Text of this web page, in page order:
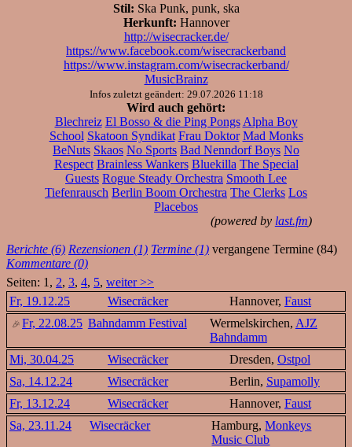
Stil: Ska Punk, punk, ska
Herkunft: Hannover
http://wisecracker.de/
https://www.facebook.com/wisecrackerband
https://www.instagram.com/wisecrackerband/
MusicBrainz
Infos zuletzt geändert: 29.07.2026 11:18
Wird auch gehört:
Blechreiz El Bosso & die Ping Pongs Alpha Boy
School Skatoon Syndikat Frau Doktor Mad Monks
BeNuts Skaos No Sports Bad Nenndorf Boys No
Respect Brainless Wankers Bluekilla The Special
Guests Rogue Steady Orchestra Smooth Lee
Tiefenrausch Berlin Boom Orchestra The Clerks Los
Placebos
(powered by last.fm)
Berichte (6) Rezensionen (1) Termine (1) vergangene Termine (84)
Kommentare (0)
Seiten: 1, 2, 3, 4, 5, weiter >>
Fr, 19.12.25
Wisecräcker Hannover, Faust
Fr, 22.08.25 Bahndamm Festival Wermelskirchen, AJZ
Bahndamm
Mi, 30.04.25
Wisecräcker Dresden, Ostpol
Sa, 14.12.24
Wisecräcker Berlin, Supamolly
Fr, 13.12.24
Wisecräcker Hannover, Faust
Sa, 23.11.24
Wisecräcker Hamburg,Monkeys
Music Club